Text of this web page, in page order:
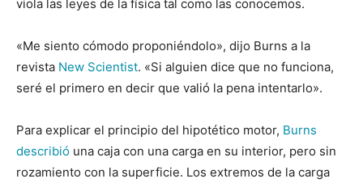
viola las leyes de la física tal como las conocemos.
«Me siento cómodo proponiéndolo», dijo Burns a la
revista New Scientist. «Si alguien dice que no funciona,
seré el primero en decir que valió la pena intentarlo».
Para explicar el principio del hipotético motor, Burns
describió una caja con una carga en su interior, pero sin
rozamiento con la superficie. Los extremos de la carga